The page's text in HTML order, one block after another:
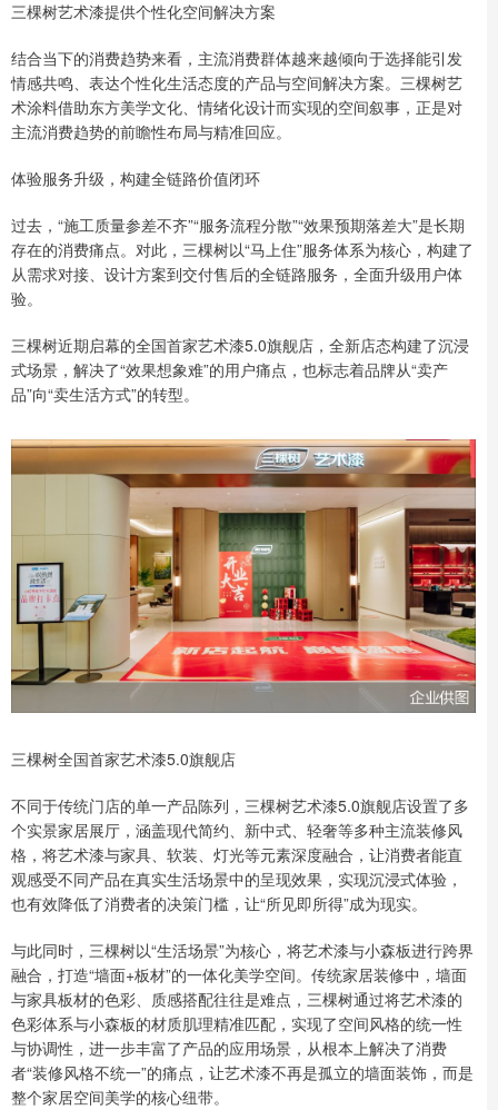
三棵树艺术漆提供个性化空间解决方案
结合当下的消费趋势来看，主流消费群体越来越倾向于选择能引发
情感共鸣、表达个性化生活态度的产品与空间解决方案。三棵树艺
术涂料借助东方美学文化、情绪化设计而实现的空间叙事，正是对
主流消费趋势的前瞻性布局与精准回应。
体验服务升级，构建全链路价值闭环
过去，“施工质量参差不齐”“服务流程分散”“效果预期落差大”是长期
存在的消费痛点。对此，三棵树以“马上住”服务体系为核心，构建了
从需求对接、设计方案到交付售后的全链路服务，全面升级用户体
验。
三棵树近期启幕的全国首家艺术漆5.0旗舰店，全新店态构建了沉浸
式场景，解决了“效果想象难”的用户痛点，也标志着品牌从“卖产
品”向“卖生活方式”的转型。
三棵树全国首家艺术漆5.0旗舰店
不同于传统门店的单一产品陈列，三棵树艺术漆5.0旗舰店设置了多
个实景家居展厅，涵盖现代简约、新中式、轻奢等多种主流装修风
格，将艺术漆与家具、软装、灯光等元素深度融合，让消费者能直
观感受不同产品在真实生活场景中的呈现效果，实现沉浸式体验，
也有效降低了消费者的决策门槛，让“所见即所得”成为现实。
与此同时，三棵树以“生活场景”为核心，将艺术漆与小森板进行跨界
融合，打造“墙面+板材”的一体化美学空间。传统家居装修中，墙面
与家具板材的色彩、质感搭配往往是难点，三棵树通过将艺术漆的
色彩体系与小森板的材质肌理精准匹配，实现了空间风格的统一性
与协调性，进一步丰富了产品的应用场景，从根本上解决了消费
者“装修风格不统一”的痛点，让艺术漆不再是孤立的墙面装饰，而是
整个家居空间美学的核心纽带。